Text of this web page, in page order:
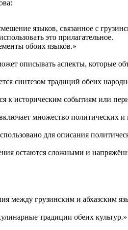
языков, связанное с
это прилагательное.
обоих языков.»
описывать аспекты, которые
синтезом традиций обеих
к историческим событиям или
множество политических
для описания
остаются сложными и
между грузинским и абхазским
традиции обеих культур.»